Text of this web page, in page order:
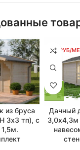
из бруса
3х3 тп), с
112 РУБ/
Дачный
3,0х4,3м